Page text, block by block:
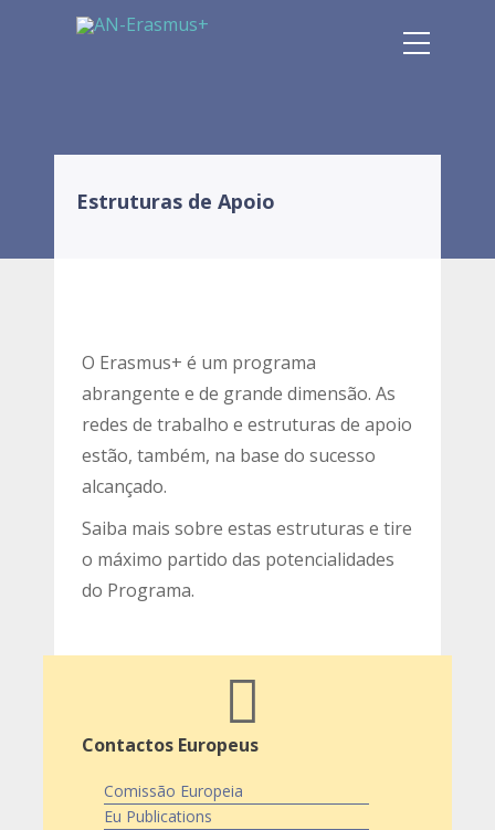
Estruturas de Apoio
O Erasmus+ é um programa
abrangente e de grande dimensão. As
redes de trabalho e estruturas de apoio
estão, também, na base do sucesso
alcançado.
Saiba mais sobre estas estruturas e tire
o máximo partido das potencialidades
do Programa.
Contactos Europeus
Comissão Europeia
Eu Publications